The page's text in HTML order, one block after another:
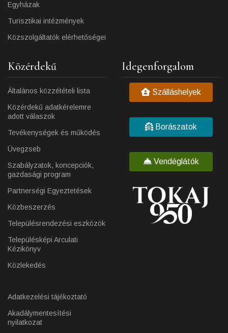
Egyházak
Turisztikai intézmények
Közszolgáltatók elérhetőségei
Közérdekű
Általános közzétételi lista
Közérdekű adatkérelemre
adott válaszok
Tevékenységek és működés
Üvegzseb
Szabályzatok, koncepciók,
gazdasági program
Partnerségi Egyeztetések
Közbeszerzés
Településrendezési eszközök
Településképi Arculati
Kézikönyv
Közlekedés
Adatkezelési tájékoztató
Akadálymentesítési
nyilatkozat
Idegenforgalom
Szálláshelyek
Borászatok
Vendéglátók